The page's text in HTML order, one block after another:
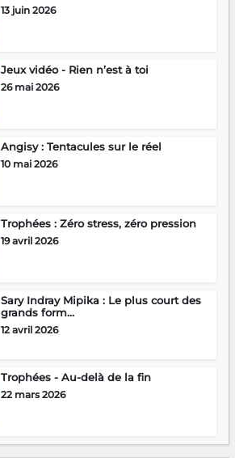
13 juin 2026
Jeux vidéo - Rien n’est à toi
26 mai 2026
Angisy : Tentacules sur le réel
10 mai 2026
Trophées : Zéro stress, zéro pression
19 avril 2026
Sary Indray Mipika : Le plus court des
grands form...
12 avril 2026
Trophées - Au-delà de la fin
22 mars 2026